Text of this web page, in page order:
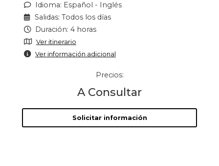
Idioma: Español - Inglés
Salidas: Todos los días
Duración: 4 horas
Ver itinerario
Ver información adicional
Precios:
A Consultar
Solicitar información